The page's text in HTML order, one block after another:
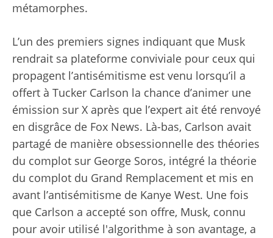
métamorphes.
L’un des premiers signes indiquant que Musk
rendrait sa plateforme conviviale pour ceux qui
propagent l’antisémitisme est venu lorsqu’il a
offert à Tucker Carlson la chance d’animer une
émission sur X après que l’expert ait été renvoyé
en disgrâce de Fox News. Là-bas, Carlson avait
partagé de manière obsessionnelle des théories
du complot sur George Soros, intégré la théorie
du complot du Grand Remplacement et mis en
avant l’antisémitisme de Kanye West. Une fois
que Carlson a accepté son offre, Musk, connu
pour avoir utilisé l'algorithme à son avantage, a